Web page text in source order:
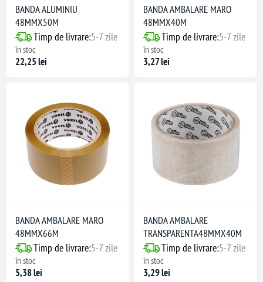
BANDA ALUMINIU
48MMX50M
Timp de livrare:5-7 zile
în stoc
22,25 lei
BANDA AMBALARE MARO
48MMX40M
Timp de livrare:5-7 zile
în stoc
3,27 lei
BANDA AMBALARE MARO
48MMX66M
Timp de livrare:5-7 zile
în stoc
5,38 lei
BANDA AMBALARE
TRANSPARENTA48MMX40M
Timp de livrare:5-7 zile
în stoc
3,29 lei